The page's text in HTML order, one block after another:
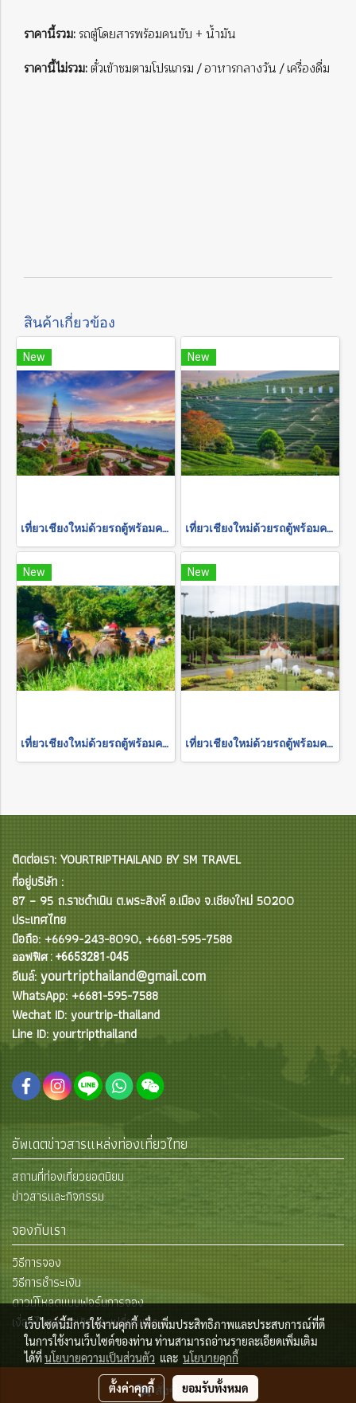
สั่งซื้อสินค้า
ราคานี้รวม: รถตู้โดยสารพร้อมคนขับ + น้ำมัน
ราคานี้ไม่รวม:ตั๋วเข้าชมตามโปรแกรม / อาหารกลางวัน / เครื่องดื่ม
สินค้าเกี่ยวข้อง
New
เที่ยวเชียงใหม่ด้วยรถตู้พร้อมคนขับ "อุทยานแห่งชาติดอยอินทนนท์"
New
เที่ยวเชียงใหม่ด้วยรถตู้พร้อมคนขับ "เชียงราย 2 วัน 1 คืน"
New
เที่ยวเชียงใหม่ด้วยรถตู้พร้อมคนขับ "ล่องแพเชียงใหม่"
New
เที่ยวเชียงใหม่ด้วยรถตู้พร้อมคนขับ "อุทยานแห่งชาติ-สวนดอกไม้"
ติดต่อเรา: YOURTRIPTHAILAND BY SM TRAVEL
ที่อยู่บริษัท :
87 – 95 ถ.ราชดำเนิน ต.พระสิงห์ อ.เมือง จ.เชียงใหม่ 50200
ประเทศไทย
มือถือ: +6699-243-8090, +6681-595-7588
ออฟฟิศ : +6653281-045
อีเมล์: yourtripthailand@gmail.com
WhatsApp: +6681-595-7588
Wechat ID: yourtrip-thailand
Line ID: yourtripthailand
อัพเดตข่าวสารแหล่งท่องเที่ยวไทย
สถานที่ท่องเที่ยวยอดนิยม
ข่าวสารและกิจกรรม
จองกับเรา
วิธีการจอง
วิธีการชำระเงิน
ดาวน์โหลดแบบฟอร์มการจอง
เงื่อนไขการยกเลิกและเปลี่ยนแปลง
© Copyright 2015 All Rights Reserved
เว็บไซต์นี้มีการใช้งานคุกกี้ เพื่อเพิ่มประสิทธิภาพและประสบการณ์ที่ดี
ในการใช้งานเว็บไซต์ของท่าน ท่านสามารถอ่านรายละเอียดเพิ่มเติม
ได้ที่นโยบายความเป็นส่วนตัว และ นโยบายคุกกี้
ตั้งค่าคุกกี้ ยอมรับทั้งหมด